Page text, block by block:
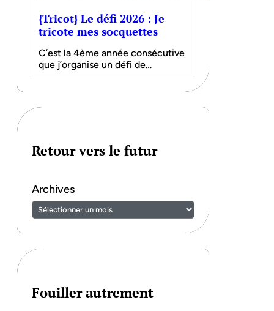
{Tricot} Le défi 2026 : Je
tricote mes socquettes
C’est la 4ème année consécutive
que j’organise un défi de…
Retour vers le futur
Archives
Fouiller autrement